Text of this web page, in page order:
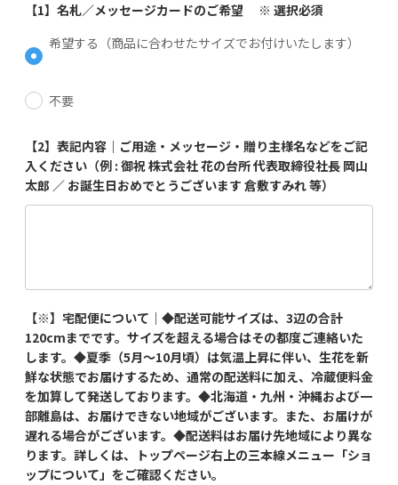
【1】名札／メッセージカードのご希望 ※ 選択必須
希望する（商品に合わせたサイズでお付けいたします）
不要
【2】表記内容｜ご用途・メッセージ・贈り主様名などをご記
入ください（例 : 御祝 株式会社 花の台所 代表取締役社長 岡山
太郎 ／ お誕生日おめでとうございます 倉敷すみれ 等）
【※】宅配便について｜◆配送可能サイズは、3辺の合計
120cmまでです。サイズを超える場合はその都度ご連絡いた
します。◆夏季（5月〜10月頃）は気温上昇に伴い、生花を新
鮮な状態でお届けするため、通常の配送料に加え、冷蔵便料金
を加算して発送しております。◆北海道・九州・沖縄および一
部離島は、お届けできない地域がございます。また、お届けが
遅れる場合がございます。◆配送料はお届け先地域により異な
ります。詳しくは、トップページ右上の三本線メニュー「ショ
ップについて」をご確認ください。